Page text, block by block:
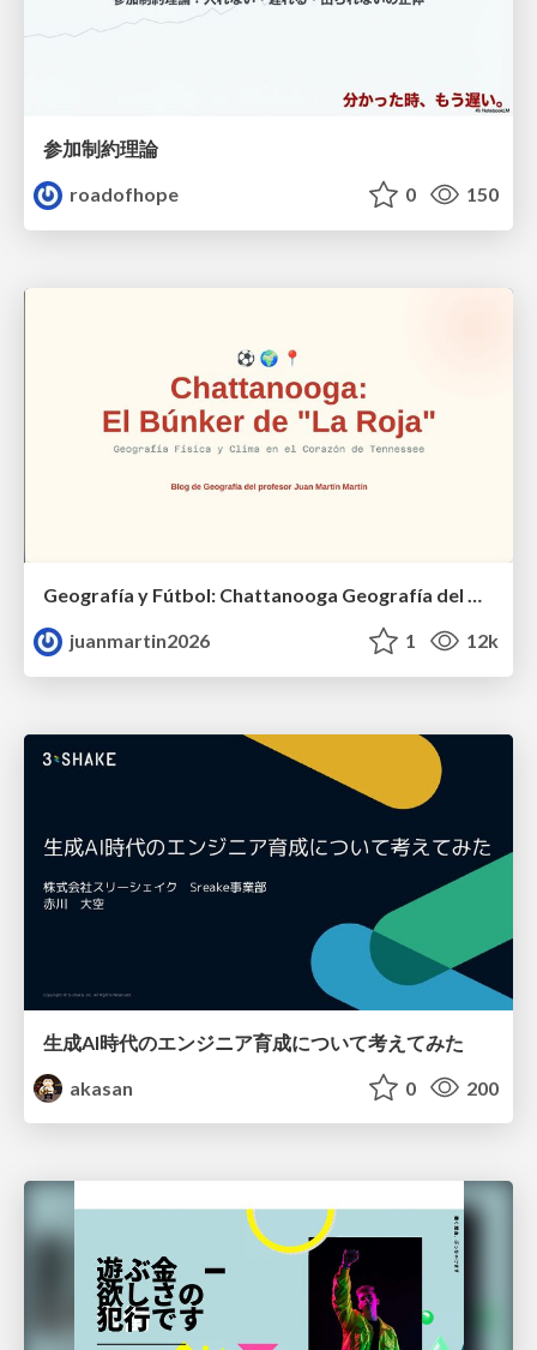
参加制約理論
roadofhope
0 150
Geografía y Fútbol: Chattanooga Geografía del Búnker de La Roja.
juanmartin2026
1 12k
生成AI時代のエンジニア育成について考えてみた
akasan
0 200